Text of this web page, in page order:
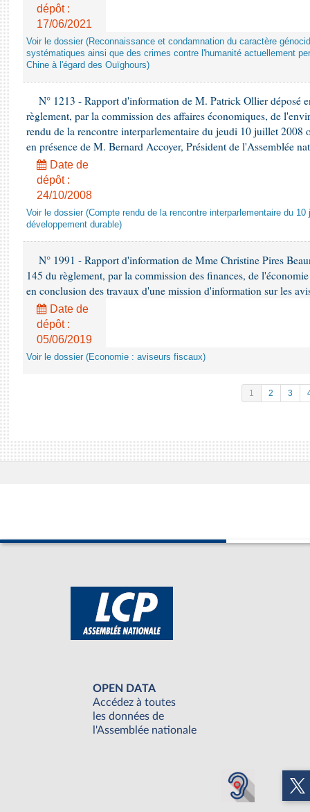
dépôt :
17/06/2021
Voir le dossier (Reconnaissance et condamnation du caractère
systématiques ainsi que des crimes contre l'humanité actuellement
Chine à l'égard des Ouïghours)
N° 1213 - Rapport d'information de M. Patrick Ollier déposé
règlement, par la commission des affaires économiques, de
rendu de la rencontre interparlementaire du jeudi 10 juillet 2008
en présence de M. Bernard Accoyer, Président de l'Assemblée
Date de
dépôt :
24/10/2008
Voir le dossier (Compte rendu de la rencontre interparlementaire du
développement durable)
N° 1991 - Rapport d'information de Mme Christine Pires
145 du règlement, par la commission des finances, de
en conclusion des travaux d'une mission d'information sur les
Date de
dépôt :
05/06/2019
Voir le dossier (Economie : aviseurs fiscaux)
1 2 3
OPEN DATA
Accédez à toutes
les données de
l'Assemblée nationale